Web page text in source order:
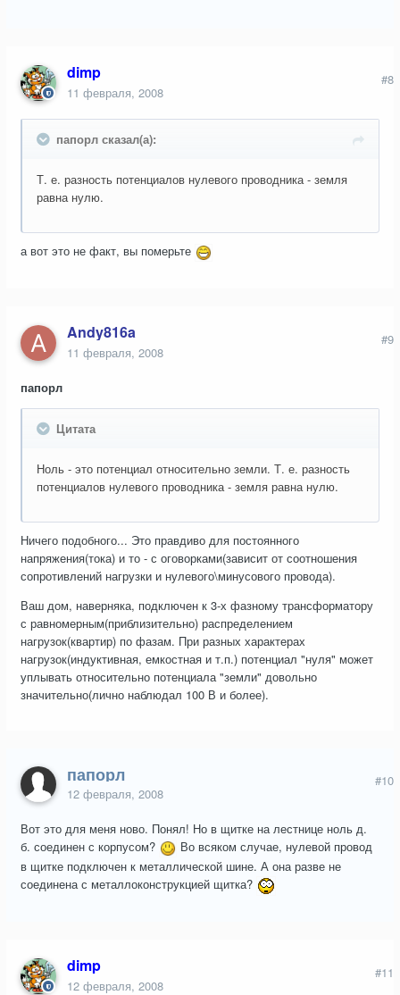
dimp
11 февраля, 2008
#8
папорл сказал(а):
Т. е. разность потенциалов нулевого проводника - земля
равна нулю.
а вот это не факт, вы померьте
Andy816a
11 февраля, 2008
#9
папорл
Цитата
Ноль - это потенциал относительно земли. Т. е. разность
потенциалов нулевого проводника - земля равна нулю.
Ничего подобного... Это правдиво для постоянного
напряжения(тока) и то - с оговорками(зависит от соотношения
сопротивлений нагрузки и нулевого\минусового провода).
Ваш дом, наверняка, подключен к 3-х фазному трансформатору
с равномерным(приблизительно) распределением
нагрузок(квартир) по фазам. При разных характерах
нагрузок(индуктивная, емкостная и т.п.) потенциал "нуля" может
уплывать относительно потенциала "земли" довольно
значительно(лично наблюдал 100 В и более).
папорл
12 февраля, 2008
#10
Вот это для меня ново. Понял! Но в щитке на лестнице ноль д.
б. соединен с корпусом?
Во всяком случае, нулевой провод
в щитке подключен к металлической шине. А она разве не
соединена с металлоконструкцией щитка?
dimp
12 февраля, 2008
#11